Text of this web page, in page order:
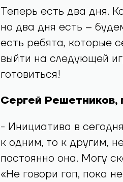
Теперь есть два дня.
но два дня есть –
есть ребята, которые
выйти на следующей
готовиться!
Сергей Решетников,
- Инициатива в
к одним, то к другим,
постоянно она. Могу
«Не говори гоп, пока